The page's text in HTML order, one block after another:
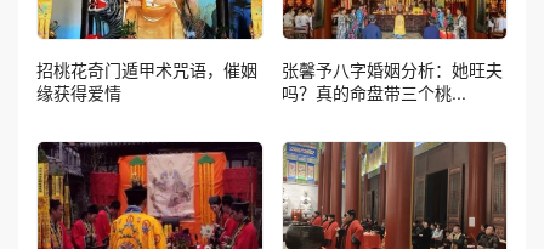
招桃花奇门遁甲术咒语，催姻
缘获得爱情
张馨予八字婚姻分析：她旺夫
吗？真的命盘带三个桃...